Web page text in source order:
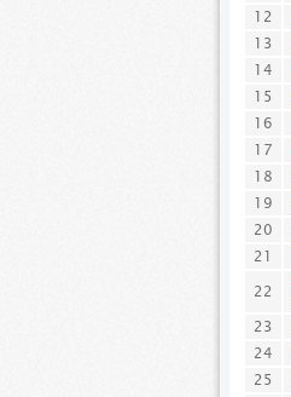
12
13
14
15
16
17
18
19
20
21
22
23
24
25